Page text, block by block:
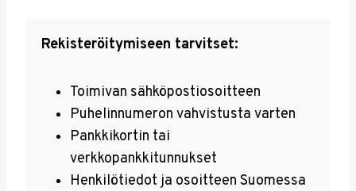
Rekisteröitymiseen tarvitset:
Toimivan sähköpostiosoitteen
Puhelinnumeron vahvistusta varten
Pankkikortin tai
verkkopankkitunnukset
Henkilötiedot ja osoitteen Suomessa